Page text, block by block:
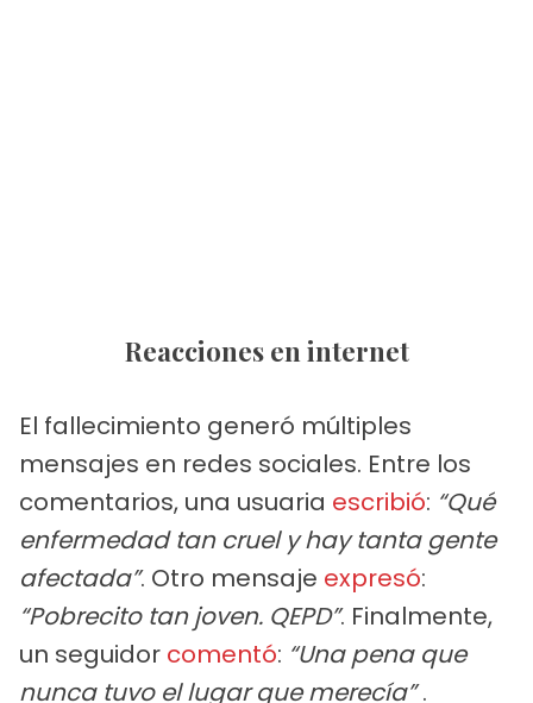
Reacciones en internet
El fallecimiento generó múltiples
mensajes en redes sociales. Entre los
comentarios, una usuaria escribió: “Qué
enfermedad tan cruel y hay tanta gente
afectada”. Otro mensaje expresó:
“Pobrecito tan joven. QEPD”. Finalmente,
un seguidor comentó: “Una pena que
nunca tuvo el lugar que merecía”.